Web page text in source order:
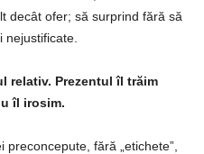
decât ofer; să surprind fără să
relativ. Prezentul îl trăim
îl irosim.
fără „etichete”,